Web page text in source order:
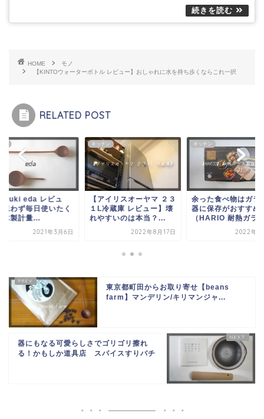
HOME
モノ
【KINTOウォーターボトル レビュー】おしゃれに水を持ち歩くならこれ一択
RELATED POST
duki eda レビュ
思わず毎日使いたく
木製計量...
2021年3月6日
キッチン
【アイリスオーヤマ ２３
１L冷蔵庫 レビュー】壊
れやすいのは本当？...
2022年8月17日
キッチン
余った食べ物はガラ
器に保存がおすすめ
（HARIO 耐熱ガラ
2022年2
東京都町田からお取り寄せ【beans
farm】マンデリン/キリマンジャ...
器にもなる可愛らしさでゴリゴリ擦れ
る！かもしか道具店 スパイスすりバチ